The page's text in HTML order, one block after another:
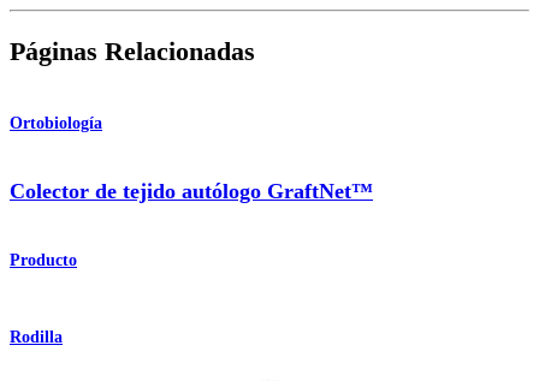
Páginas Relacionadas
Ortobiología
Colector de tejido autólogo GraftNet™
Producto
Rodilla